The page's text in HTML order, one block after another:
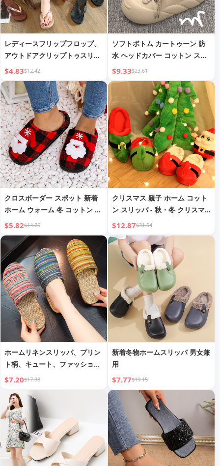
レディースフリップフロップ、
アウトドアクリップトゥスリッ
パ、バスルームシャワービーチ
ウェッジ厚底無地ホームスリッ
パ
$4.83$12.42
ソフトボトム カートゥーン 防
水 ヘッドカバー コットン スリ
ッパ 暖かい レディース ホーム
厚手
$9.33$23.61
クロスボーダー スポット 新着
ホーム ウォーム 冬 コットン ス
リッパ カップル メンズ レディ
ース クリスマス タオル刺繍 ス
リッパ ノンスリップ ドロップ
シッピング
$5.82$14.26
クリスマス 親子 ホーム コット
ン スリッパ - 秋・冬 クリスマ
ス カップル 厚底 木床Indoorコ
ットン スリッパ - 工場卸売
$12.87$31.54
ホームリネンスリッパ、プリン
ト柄、キュート、ファッショナ
ブル、滑り止め、通気性、スタ
イリッシュ、汎用性、EVA厚
底、カップルリネンスリッパ
$7.20$17.38
新着冬物ホームスリッパ 男女兼
用
$7.77$19.15